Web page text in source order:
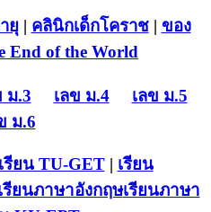
ยุ | คลินิกเด็กโคราช| ของ
End of the World
ม.3 เลข ม.4
เลข ม.5
ม.6
เรียน TU-GET| เรียน
รียนภาษาอังกฤษเรียนภาษา